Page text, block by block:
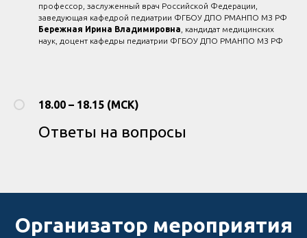
профессор, заслуженный врач Российской Федерации,
заведующая кафедрой педиатрии ФГБОУ ДПО РМАНПО МЗ РФ
Бережная Ирина Владимировна , кандидат медицинских
наук, доцент кафедры педиатрии ФГБОУ ДПО РМАНПО МЗ РФ
18.00 – 18.15 (МСК)
Ответы на вопросы
Организатор мероприятия